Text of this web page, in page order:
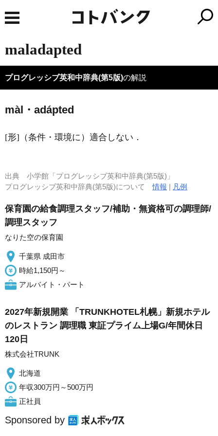
maladapted
プログレッシブ英和中辞典(第5版)の解説
màl・adápted
[形] （条件・環境に）適合しない ．
出典 小学館「プログレッシブ英和中辞典(第5版)」
プログレッシブ英和中辞典(第5版)について情報 | 凡例
保育園の給食調理スタッフ/補助・無資格可の調理師/
調理スタッフ
なりた空の保育園
千葉県 成田市
時給1,150円～
アルバイト・パート
2027年新規開業 「TRUNKHOTEL札幌」新規ホテル
のレストラン 調理職 東証プライム上場G/年間休日
120日
株式会社TRUNK
北海道
年収300万円～500万円
正社員
Sponsored by